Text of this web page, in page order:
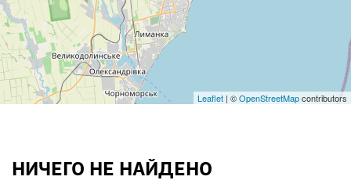
Leaflet | ©OpenStreetMapcontributors
НИЧЕГО НЕ НАЙДЕНО